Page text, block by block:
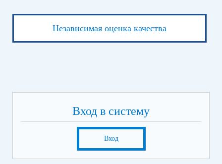
Независимая оценка качества
Вход в систему
Вход